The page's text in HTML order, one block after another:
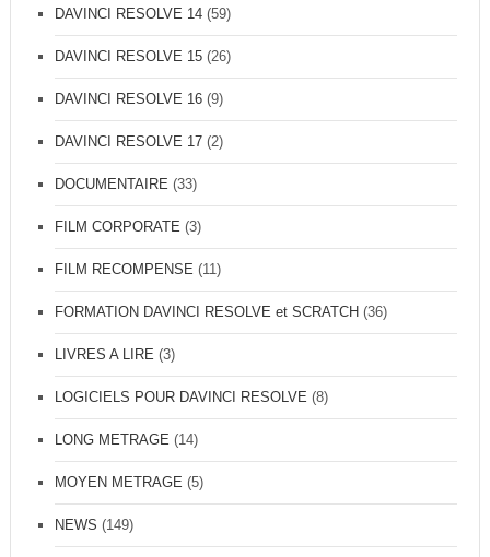
DAVINCI RESOLVE 14(59)
DAVINCI RESOLVE 15(26)
DAVINCI RESOLVE 16(9)
DAVINCI RESOLVE 17(2)
DOCUMENTAIRE (33)
FILM CORPORATE (3)
FILM RECOMPENSE (11)
FORMATION DAVINCI RESOLVE et SCRATCH(36)
LIVRES A LIRE (3)
LOGICIELS POUR DAVINCI RESOLVE (8)
LONG METRAGE (14)
MOYEN METRAGE (5)
NEWS (149)